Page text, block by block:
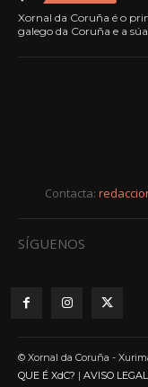
Xornal da Coruña é o
galego da Coruña e a
Contacta:
SÍGUENOS
© Xornal da Coruña -
QUE É XdC? | AVISO LEGAL